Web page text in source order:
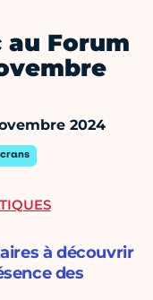
au Forum
2024
à découvrir
des